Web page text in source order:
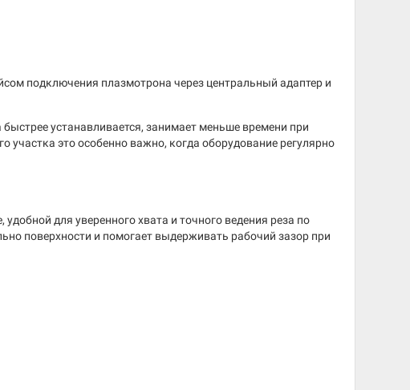
подключения плазмотрона через центральный адаптер и
устанавливается, занимает меньше времени при
это особенно важно, когда оборудование регулярно
удобной для уверенного хвата и точного ведения реза по
поверхности и помогает выдерживать рабочий зазор при